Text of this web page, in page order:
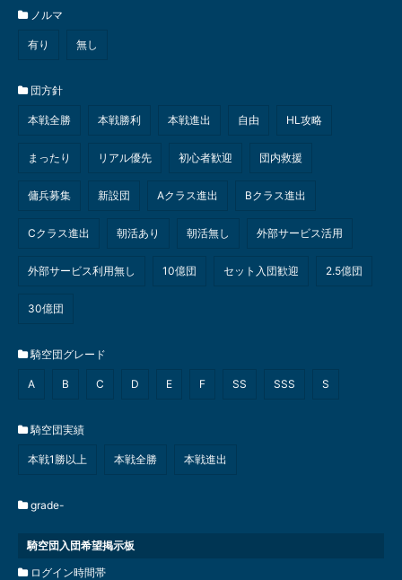
ノルマ
有り 無し
団方針
本戦全勝 本戦勝利 本戦進出 自由 HL攻略
まったり リアル優先 初心者歓迎 団内救援
傭兵募集 新設団 Aクラス進出 Bクラス進出
Cクラス進出 朝活あり 朝活無し 外部サービス活用
外部サービス利用無し 10億団 セット入団歓迎 2.5億団
30億団
騎空団グレード
A B C D E F SS SSS S
騎空団実績
本戦1勝以上 本戦全勝 本戦進出
grade-
騎空団入団希望掲示板
ログイン時間帯